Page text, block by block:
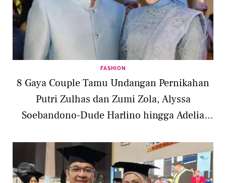
FASHION
8 Gaya Couple Tamu Undangan Pernikahan
Putri Zulhas dan Zumi Zola, Alyssa
Soebandono-Dude Harlino hingga Adelia